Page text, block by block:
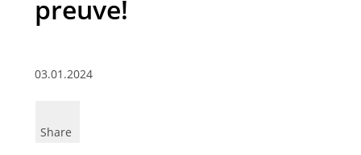
preuve!
03.01.2024
Share